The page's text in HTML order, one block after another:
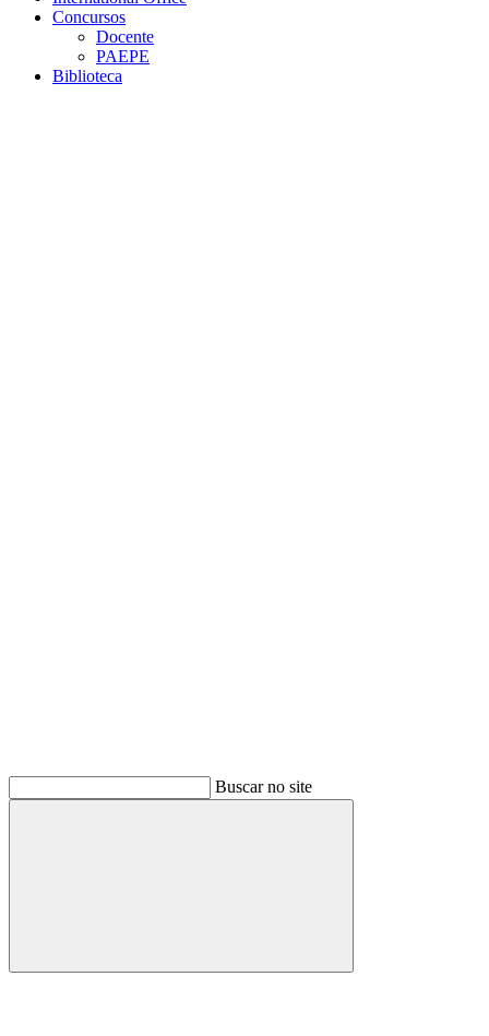
Concursos
Docente
PAEPE
Biblioteca
Buscar no site
Buscar